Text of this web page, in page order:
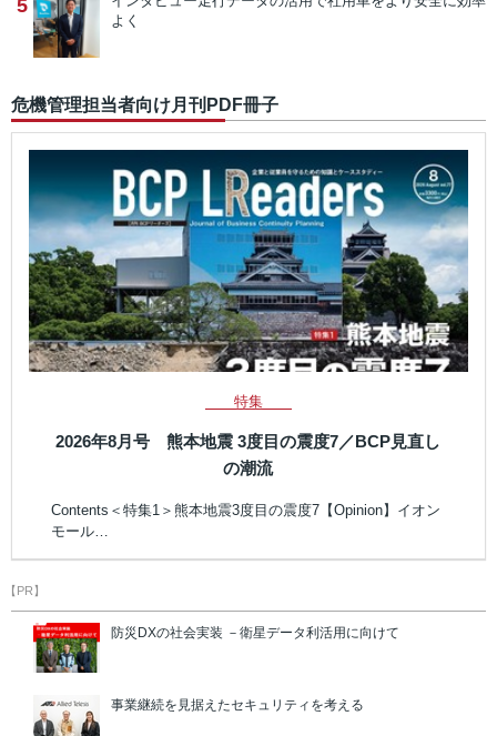
5
よく
危機管理担当者向け月刊PDF冊子
特集
2026年8月号 熊本地震 3度目の震度7／BCP見直し
の潮流
Contents＜特集1＞熊本地震3度目の震度7【Opinion】イオン
モール…
【PR】
防災DXの社会実装 －衛星データ利活用に向けて
事業継続を見据えたセキュリティを考える